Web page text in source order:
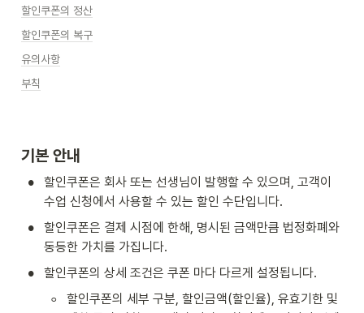
할인쿠폰의 정산
할인쿠폰의 복구
유의사항
부칙
기본 안내
•
할인쿠폰은 회사 또는 선생님이 발행할 수 있으며, 고객이
수업 신청에서 사용할 수 있는 할인 수단입니다.
•
할인쿠폰은 결제 시점에 한해, 명시된 금액만큼 법정화폐와
동등한 가치를 가집니다.
• 할인쿠폰의 상세 조건은 쿠폰 마다 다르게 설정됩니다.
◦
할인쿠폰의 세부 구분, 할인금액(할인율), 유효기한 및